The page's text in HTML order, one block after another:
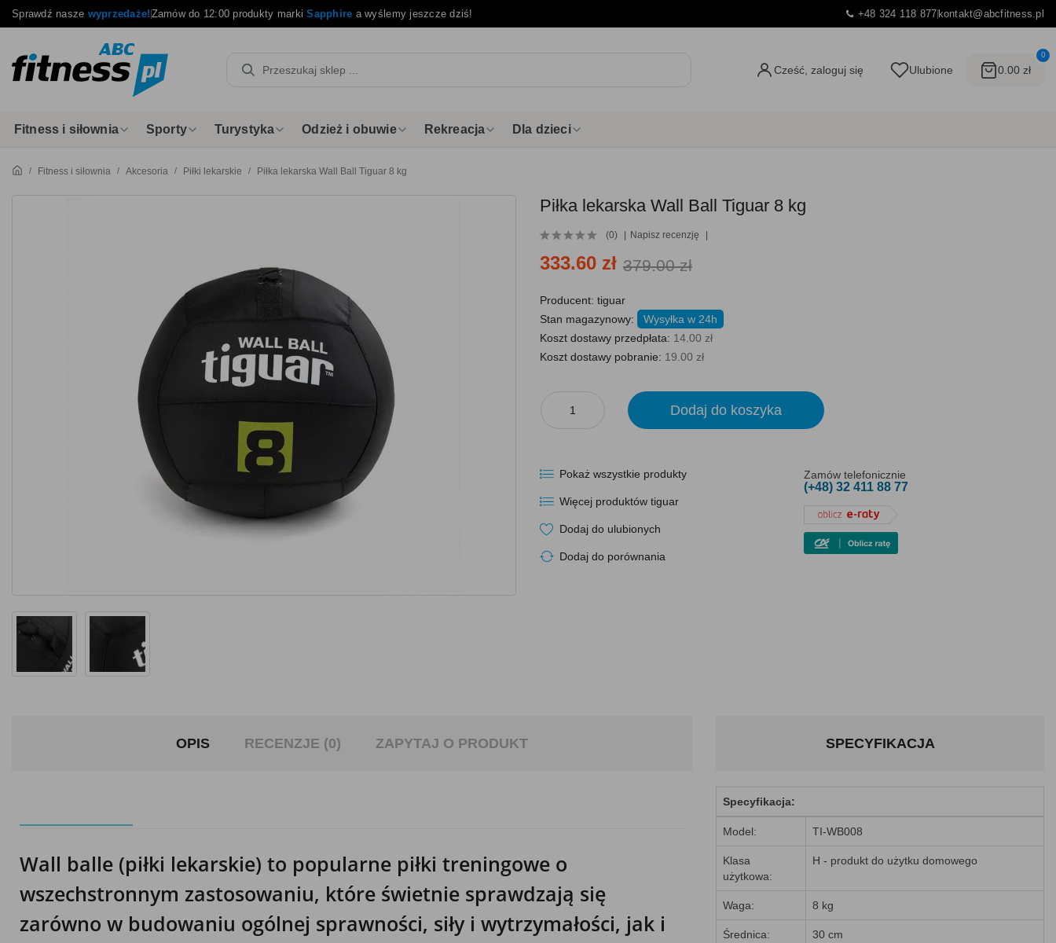
Sprawdź nasze wyprzedaże!Zamów do 12:00 produkty markiSapphire a wyślemy jeszcze dziś! +48 324 118 877kontakt@abcfitness.pl
Cześć, zaloguj się Ulubione
0
0.00 zł
Fitness i siłownia Sporty Turystyka Odzież i obuwie Rekreacja Dla dzieci
Fitness i siłownia Akcesoria Piłki lekarskie Piłka lekarska Wall Ball Tiguar 8 kg
Piłka lekarska Wall Ball Tiguar 8 kg
(0) Napisz recenzję
333.60 zł 379.00 zł
Producent: tiguar
Stan magazynowy:
Wysyłka w 24h
Koszt dostawy przedpłata: 14.00 zł
Koszt dostawy pobranie: 19.00 zł
Dodaj do koszyka
Pokaż wszystkie produkty
Więcej produktów tiguar
Dodaj do ulubionych
Dodaj do porównania
Zamów telefonicznie
(+48) 32 411 88 77
OPIS RECENZJE (0) ZAPYTAJ O PRODUKT
Wall balle (piłki lekarskie) to popularne piłki treningowe o
wszechstronnym zastosowaniu, które świetnie sprawdzają się
zarówno w budowaniu ogólnej sprawności, siły i wytrzymałości, jak i
SPECYFIKACJA
Specyfikacja:
Model: TI-WB008
Klasa
użytkowa:
H - produkt do użytku domowego
Waga: 8 kg
Średnica: 30 cm